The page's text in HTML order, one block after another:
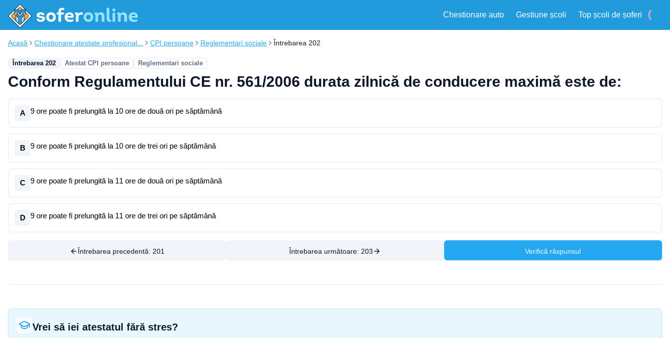
Chestionare auto Gestiune școli Top școli de șoferi
Acasă Chestionare atestate profesional... CPI persoane Reglementari sociale Întrebarea 202
Întrebarea 202 Atestat CPI persoane Reglementari sociale
Conform Regulamentului CE nr. 561/2006 durata zilnică de conducere maximă este de:
A 9 ore poate fi prelungită la 10 ore de două ori pe săptămână
B 9 ore poate fi prelungită la 10 ore de trei ori pe săptămână
C 9 ore poate fi prelungită la 11 ore de două ori pe săptămână
D 9 ore poate fi prelungită la 11 ore de trei ori pe săptămână
Întrebarea precedentă: 201 Întrebarea următoare: 203 Verifică răspunsul
Vrei să iei atestatul fără stres?